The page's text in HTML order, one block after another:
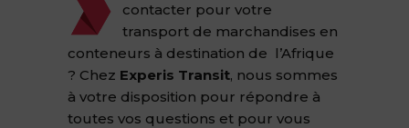
contacter pour votre
transport de marchandises en
conteneurs à destination de l’Afrique
? Chez Experis Transit, nous sommes
à votre disposition pour répondre à
toutes vos questions et pour vous